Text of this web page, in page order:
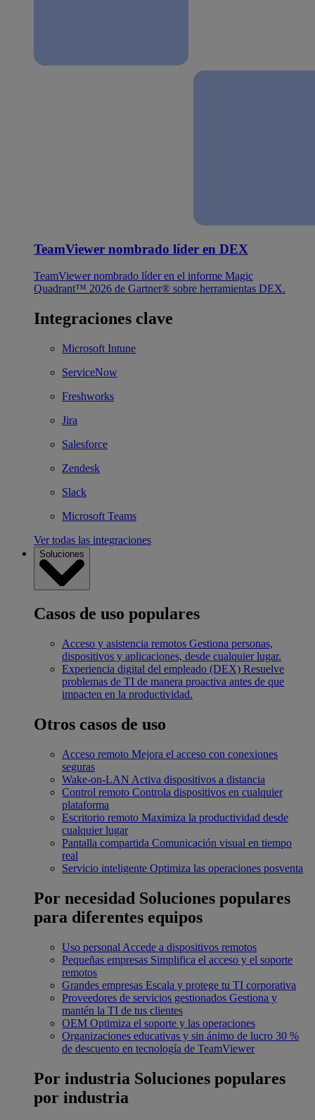
TeamViewer nombrado líder en DEX
TeamViewer nombrado líder en el informe Magic
Quadrant™ 2026 de Gartner® sobre herramientas DEX.
Integraciones clave
Microsoft Intune
ServiceNow
Freshworks
Jira
Salesforce
Zendesk
Slack
Microsoft Teams
Ver todas las integraciones
Soluciones
Casos de uso populares
Acceso y asistencia remotos Gestiona personas,
dispositivos y aplicaciones, desde cualquier lugar.
Experiencia digital del empleado (DEX) Resuelve
problemas de TI de manera proactiva antes de que
impacten en la productividad.
Otros casos de uso
Acceso remoto Mejora el acceso con conexiones
seguras
Wake-on-LAN Activa dispositivos a distancia
Control remoto Controla dispositivos en cualquier
plataforma
Escritorio remoto Maximiza la productividad desde
cualquier lugar
Pantalla compartida Comunicación visual en tiempo
real
Servicio inteligente Optimiza las operaciones posventa
Por necesidad Soluciones populares
para diferentes equipos
Uso personal Accede a dispositivos remotos
Pequeñas empresas Simplifica el acceso y el soporte
remotos
Grandes empresas Escala y protege tu TI corporativa
Proveedores de servicios gestionados Gestiona y
mantén la TI de tus clientes
OEM Optimiza el soporte y las operaciones
Organizaciones educativas y sin ánimo de lucro 30 %
de descuento en tecnología de TeamViewer
Por industria Soluciones populares
por industria